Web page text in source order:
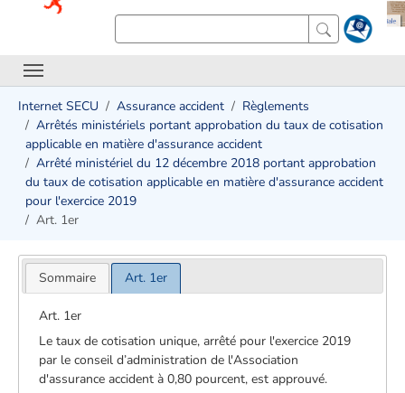
Internet SECU Assurance accident
Règlements
Arrêtés ministériels portant approbation du taux de cotisation
applicable en matière d'assurance accident
Arrêté ministériel du 12 décembre 2018 portant approbation
du taux de cotisation applicable en matière d'assurance accident
pour l'exercice 2019
Art. 1er
Sommaire Art. 1er
Art. 1er
Le taux de cotisation unique, arrêté pour l'exercice 2019
par le conseil d’administration de l'Association
d'assurance accident à 0,80 pourcent, est approuvé.